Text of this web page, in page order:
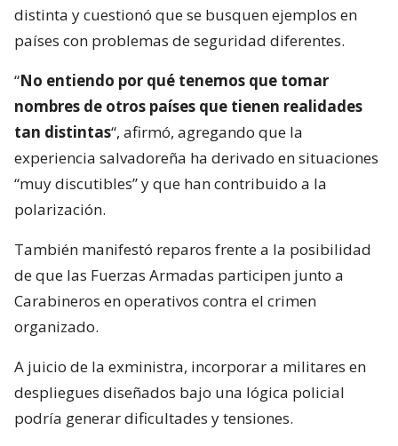
distinta y cuestionó que se busquen ejemplos en
países con problemas de seguridad diferentes.
“No entiendo por qué tenemos que tomar
nombres de otros países que tienen realidades
tan distintas“, afirmó, agregando que la
experiencia salvadoreña ha derivado en situaciones
“muy discutibles” y que han contribuido a la
polarización.
También manifestó reparos frente a la posibilidad
de que las Fuerzas Armadas participen junto a
Carabineros en operativos contra el crimen
organizado.
A juicio de la exministra, incorporar a militares en
despliegues diseñados bajo una lógica policial
podría generar dificultades y tensiones.